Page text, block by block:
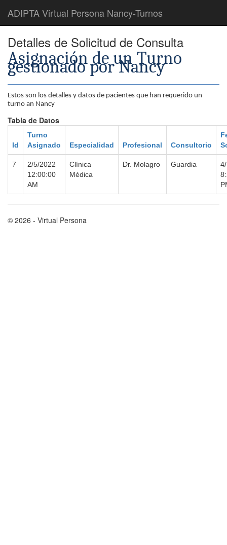
ADIPTA Virtual Persona Nancy-Turnos
Detalles de Solicitud de Consulta
Asignación de un Turno
gestionado por Nancy
Estos son los detalles y datos de pacientes que han requerido un
turno an Nancy
Tabla de Datos
Id
Turno
Asignado
Especialidad Profesional Consultorio
7
2/5/2022
12:00:00
AM
Clínica
Médica
Dr. Molagro Guardia
© 2026 - Virtual Persona